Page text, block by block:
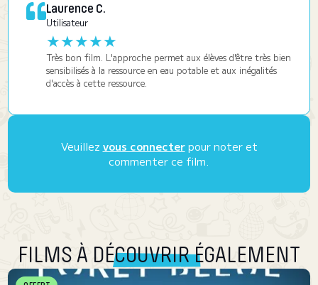
Laurence C.
Utilisateur
★★★★★
Très bon film. L'approche permet aux élèves d'être très bien
sensibilisés à la ressource en eau potable et aux inégalités
d'accès à cette ressource.
Veuillez vous connecterpour noter et
commenter ce film.
FILMS À DÉCOUVRIR ÉGALEMENT